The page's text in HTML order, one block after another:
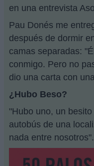
en una entrevista
Pau Donés me
después de dormir
camas separadas:
conmigo. Pero no
dio una carta con
¿Hubo Beso?
"Hubo uno, un
autobús de una
nada entre nosotros".